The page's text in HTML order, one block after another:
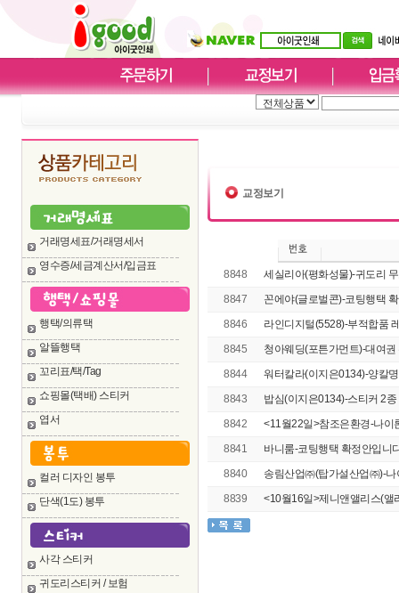
거래명세표/거래명세서
영수증/세금계산서/입금표
행택/의류택
알뜰행택
꼬리표/택/Tag
쇼핑몰(택배) 스티커
엽서
컬러 디자인 봉투
단색(1도) 봉투
사각 스티커
귀도리스티커 / 보험
교정보기
8848
세실리아(평화성물)-귀도리
8847
꼰에야(글로벌콘)-코팅행택
8846
라인디지털(5528)-부적합품
8845
청아웨딩(포튼가먼트)-대여권
8844
워터칼라(이지은0134)-양칼
8843
밥심(이지은0134)-스티커 2종
8842
<11월22일>참조은환경-나이
8841
바니룸-코팅행택 확정안입니
8840
송림산업㈜(탑가설산업㈜)-
8839
<10월16일>제니앤앨리스(앨